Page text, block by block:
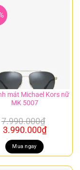
mát Michael Kors nữ
MK 5007
7.990.000₫
Giá
gốc
là:
7.990.000₫.
3.990.000₫Giá
là:
Mua ngay